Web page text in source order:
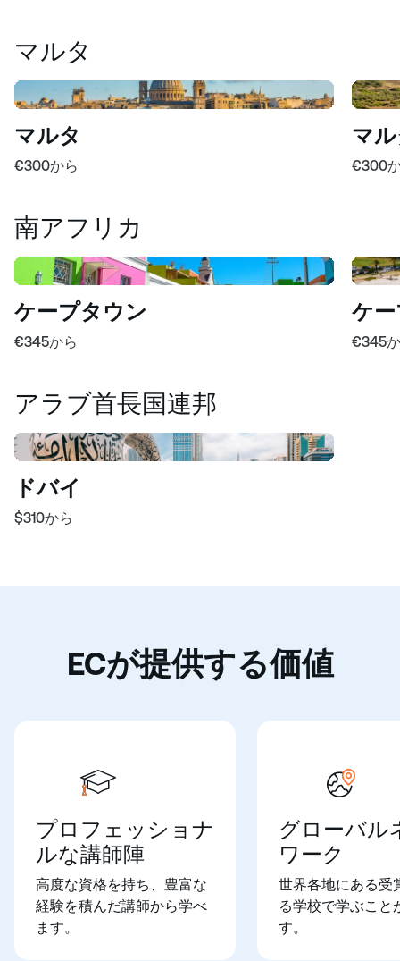
マルタ
マルタ
€300から
マ
€300
南アフリカ
ケープタウン
€345から
ケ
€345
アラブ首長国連邦
ドバイ
$310から
ECが提供する価値
プロフェッショナ
ルな講師陣
高度な資格を持ち、豊富な
経験を積んだ講師から学べ
ます。
グローバル
ワーク
世界各地にある受
る学校で学ぶこと
す。